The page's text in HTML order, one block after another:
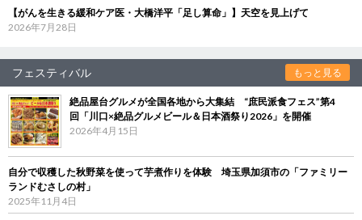
【がんを生きる緩和ケア医・大橋洋平「足し算命」】天空を見上げて
2026年7月28日
フェスティバル もっと見る
絶品屋台グルメが全国各地から大集結 “庶民派食フェス”第4
回「川口×絶品グルメビール＆日本酒祭り2026」を開催
2026年4月15日
自分で収穫した秋野菜を使って芋煮作りを体験 埼玉県加須市の「ファミリー
ランドむさしの村」
2025年11月4日